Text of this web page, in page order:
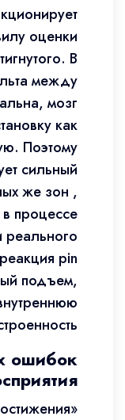
оценки
В
между
мозг
как
Поэтому
сильный
же зон ,
в процессе
реального
pin
подъем,
ошибок